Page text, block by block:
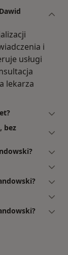
i
usługi
lekarza
bez